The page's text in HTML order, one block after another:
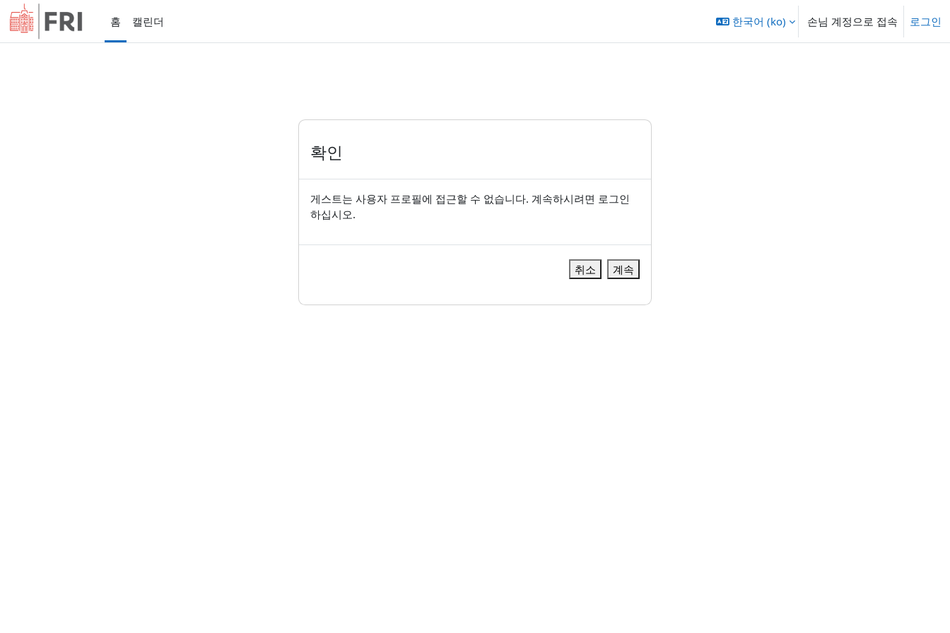
메인 콘텐츠로 건너뛰기
홈
캘린더 한국어 ‎(ko)‎ 손님 계정으로 접속 로그인
확인
게스트는 사용자 프로필에 접근할 수 없습니다. 계속하시려면 로그인
하십시오.
취소 계속